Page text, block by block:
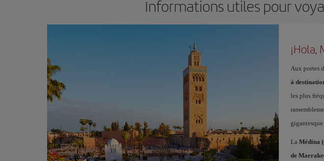
Informations utiles pour
¡Hola,
Aux portes
à
les plus
La Médina
de